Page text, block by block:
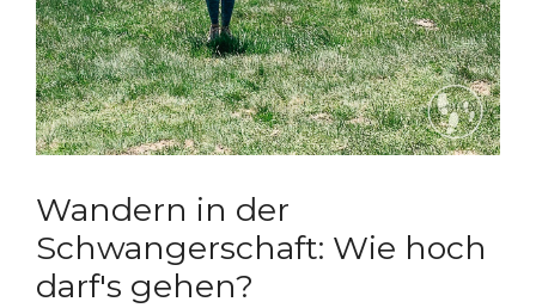
Wandern in der
Schwangerschaft: Wie hoch
darf's gehen?